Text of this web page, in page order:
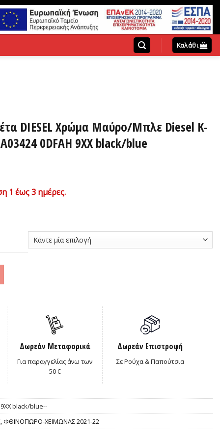
Καλάθι
DIESEL Χρώμα Μαύρο/Μπλε Diesel K-
0DFAH 9XX black/blue
1 έως 3 ημέρες.
Δωρεάν Μεταφορικά
Για παραγγελίας άνω των
50 €
Δωρεάν Επιστροφή
Σε Ρούχα & Παπούτσια
black/blue--
, ΦΘΙΝΟΠΩΡΟ-ΧΕΙΜΩΝΑΣ 2021-22